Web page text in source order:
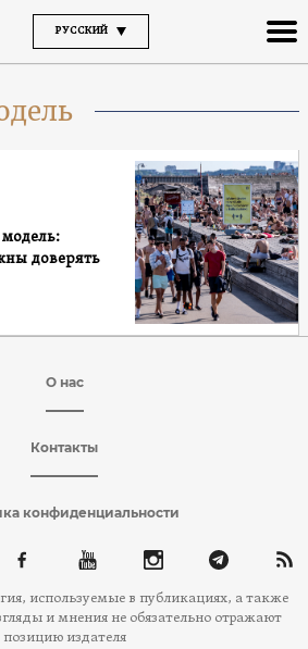
РУССКИЙ
доверять
О нас
Контакты
конфиденциальности
используемые в публикациях, а также
и мнения не обязательно отражают
позицию издателя